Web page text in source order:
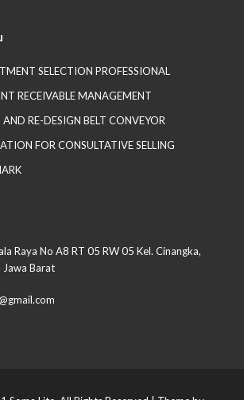
SELECTION PROFESSIONAL
RECEIVABLE MANAGEMENT
RE-DESIGN BELT CONVEYOR
FOR CONSULTATIVE SELLING
Raya No A8 RT 05 RW 05 Kel. Cinangka,
Jawa Barat